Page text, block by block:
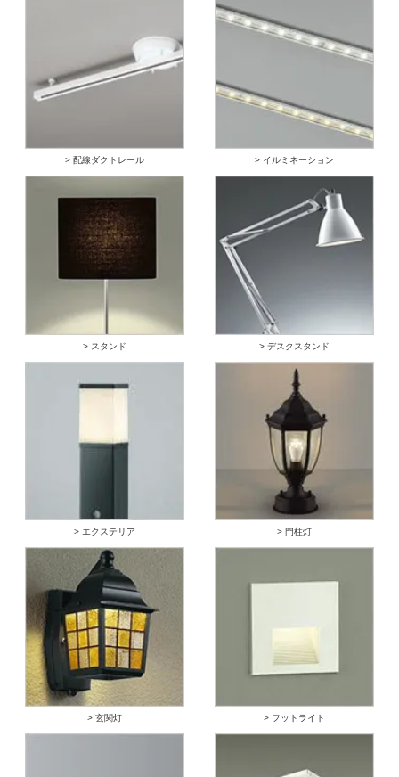
> 配線ダクトレール > イルミネーション
> スタンド > デスクスタンド
> エクステリア > 門柱灯
> 玄関灯 > フットライト